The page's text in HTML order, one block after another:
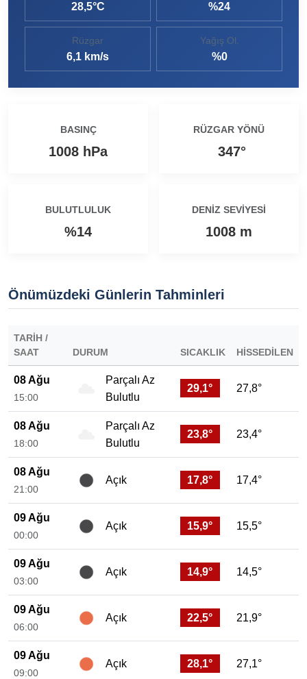
Ezine MEM Öğrencileri Otomotiv Sektörünü Yerinde İnceledi
10:45 |
28,5°C %24
Rüzgar
6,1 km/s
Yağış Ol.
%0
BASINÇ
1008 hPa
RÜZGAR YÖNÜ
347°
BULUTLULUK
%14
DENIZ SEVIYESI
1008 m
Önümüzdeki Günlerin Tahminleri
TARIH /
SAAT
DURUM SICAKLIK HISSEDILEN
08 Ağu
15:00
Parçalı Az
Bulutlu
29,1° 27,8°
08 Ağu
18:00
Parçalı Az
Bulutlu
23,8° 23,4°
08 Ağu
21:00
Açık 17,8° 17,4°
09 Ağu
00:00
Açık 15,9° 15,5°
09 Ağu
03:00
Açık 14,9° 14,5°
09 Ağu
06:00
Açık 22,5° 21,9°
09 Ağu
09:00
Açık 28,1° 27,1°